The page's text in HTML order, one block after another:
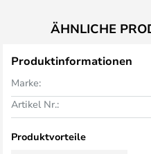
ÄHNLICHE
Produktinformationen
Marke:
Artikel Nr.:
Produktvorteile